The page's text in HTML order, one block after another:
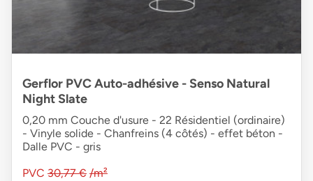
Gerflor PVC Auto-adhésive - Senso Natural
Night Slate
0,20 mm Couche d'usure - 22 Résidentiel (ordinaire)
- Vinyle solide - Chanfreins (4 côtés) - effet béton -
Dalle PVC - gris
PVC 30,77 € /m²